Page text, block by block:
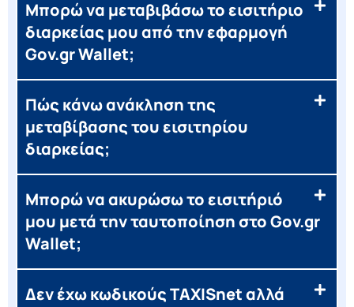
Μπορώ να μεταβιβάσω το εισιτήριο
διαρκείας μου από την εφαρμογή
Gov.gr Wallet;
Πώς κάνω ανάκληση της
μεταβίβασης του εισιτηρίου
διαρκείας;
Μπορώ να ακυρώσω το εισιτήριό
μου μετά την ταυτοποίηση στο Gov.gr
Wallet;
Δεν έχω κωδικούς TAXISnet αλλά